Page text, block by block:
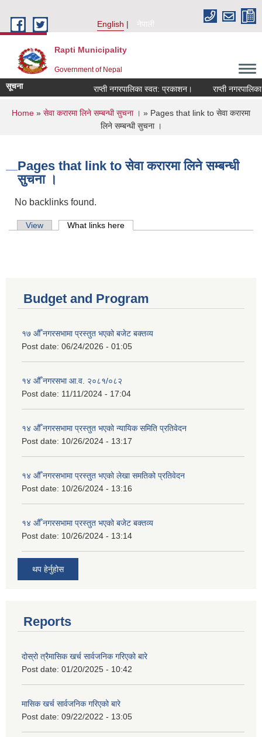
English
नेपाली
Rapti Municipality
Government of Nepal
सूचना राप्ती नगरपालिका स्वत: प्रकाशन। राप्ती
You are here
Home » सेवा करारमा लिने सम्बन्धी सुचना । » Pages that link to सेवा करारमा
लिने सम्बन्धी सुचना ।
Pages that link to सेवा करारमा लिने सम्बन्धी
सुचना ।
No backlinks found.
Primary tabs
View What links here
Budget and Program
१७ औँ नगरसभामा प्रस्तुत भएको बजेट बक्तव्य
Post date: 06/24/2026 - 01:05
१४ औँ नगरसभा आ.व. २०८१/०८२
Post date: 11/11/2024 - 17:04
१४ औँ नगरसभामा प्रस्तुत भएको न्यायिक समिति प्रतिवेदन
Post date: 10/26/2024 - 13:17
१४ औँ नगरसभामा प्रस्तुत भएको लेखा समतिको प्रतिवेदन
Post date: 10/26/2024 - 13:16
१४ औँ नगरसभामा प्रस्तुत भएको बजेट बक्तव्य
Post date: 10/26/2024 - 13:14
थप हेर्नुहोस
Reports
दोस्रो त्रैमासिक खर्च सार्वजनिक गरिएको बारे
Post date: 01/20/2025 - 10:42
मासिक खर्च सार्वजनिक गरिएको बारे
Post date: 09/22/2022 - 13:05